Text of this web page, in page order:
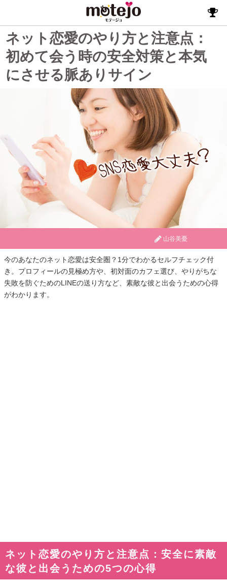
ネット恋愛のやり方と注意点：
初めて会う時の安全対策と本気
にさせる脈ありサイン
山谷美憂
今のあなたのネット恋愛は安全圏？1分でわかるセルフチェック付
き。プロフィールの見極め方や、初対面のカフェ選び、やりがちな
失敗を防ぐためのLINEの送り方など、素敵な彼と出会うための心得
がわかります。
ネット恋愛のやり方と注意点：安全に素敵
な彼と出会うための5つの心得